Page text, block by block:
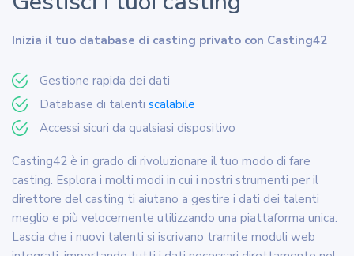
Inizia il tuo database di casting privato con Casting42
Gestione rapida dei dati
Database di talenti scalabile
Accessi sicuri da qualsiasi dispositivo
Casting42 è in grado di rivoluzionare il tuo modo di fare
casting. Esplora i molti modi in cui i nostri strumenti per il
direttore del casting ti aiutano a gestire i dati dei talenti
meglio e più velocemente utilizzando una piattaforma unica.
Lascia che i nuovi talenti si iscrivano tramite moduli web